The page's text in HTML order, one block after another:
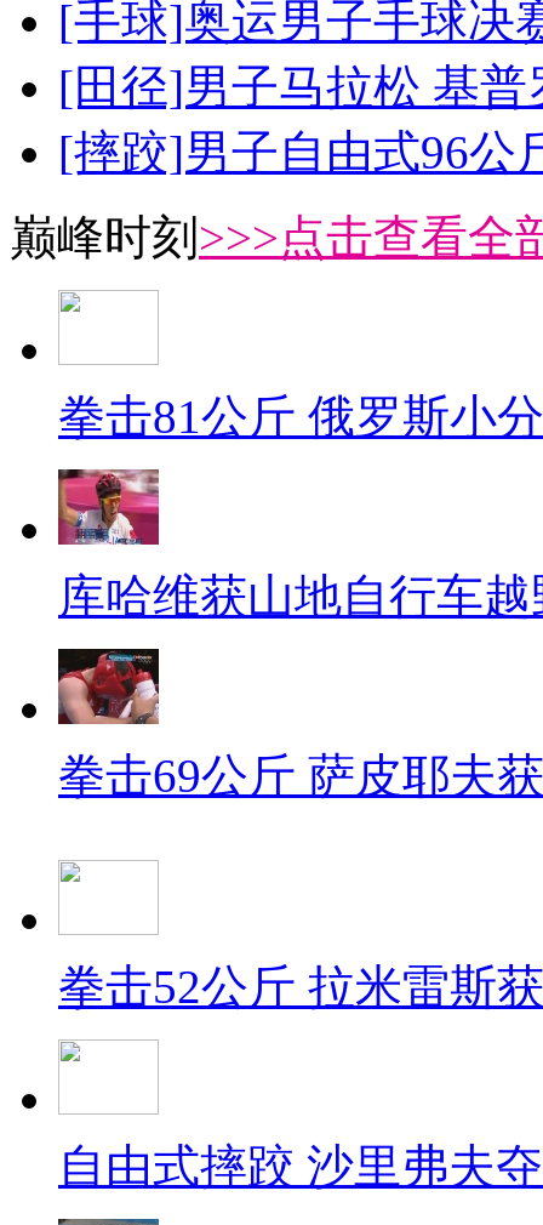
[手球]奥运男子手球决
[田径]男子马拉松 基
[摔跤]男子自由式96公
巅峰时刻 >>>点击查看全
拳击81公斤 俄罗斯小
库哈维获山地自行车
拳击69公斤 萨皮耶夫
拳击52公斤 拉米雷斯
自由式摔跤 沙里弗夫